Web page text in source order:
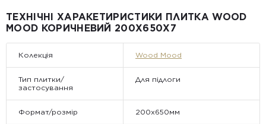
Примітка:
• Відвантаження здійснюється виключно у робочі дні. У суботу,
неділю та святкові дні замовлення не обробляються та не
ТЕХНІЧНІ ХАРАКЕТИРИСТИКИ ПЛИТКА WOOD
MOOD КОРИЧНЕВИЙ 200X650X7
Колекція Wood Mood
Тип плитки/
застосування
Для підлоги
Формат/розмір 200х650мм